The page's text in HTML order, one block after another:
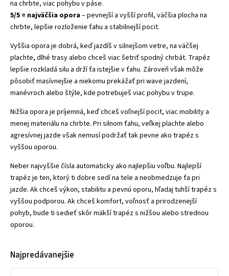
na chrbte, viac pohybu v páse.
5/5 = najväčšia opora– pevnejší a vyšší profil, väčšia plocha na
chrbte, lepšie rozloženie ťahu a stabilnejší pocit.
Vyššia opora je dobrá, keď jazdíš v silnejšom vetre, na väčšej
plachte, dlhé trasy alebo chceš viac šetriť spodný chrbát. Trapéz
lepšie rozkladá silu a drží ťa istejšie v ťahu. Zároveň však môže
pôsobiť masívnejšie a niekomu prekážať pri wave jazdení,
manévroch alebo štýle, kde potrebuješ viac pohybu v trupe.
Nižšia opora je príjemná, keď chceš voľnejší pocit, viac mobility a
menej materiálu na chrbte. Pri silnom ťahu, veľkej plachte alebo
agresívnej jazde však nemusí podržať tak pevne ako trapéz s
vyššou oporou.
Neber najvyššie čísla automaticky ako najlepšiu voľbu. Najlepší
trapéz je ten, ktorý ti dobre sedí na tele a neobmedzuje ťa pri
jazde. Ak chceš výkon, stabilitu a pevnú oporu, hľadaj tuhší trapéz s
vyššou podporou. Ak chceš komfort, voľnosť a prirodzenejší
pohyb, bude ti sedieť skôr mäkší trapéz s nižšou alebo strednou
oporou.
Najpredávanejšie